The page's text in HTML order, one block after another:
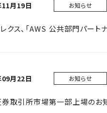
月19日 お知らせ
クス、「AWS 公共部門パー
月22日 お知らせ
取引所市場第一部上場のお